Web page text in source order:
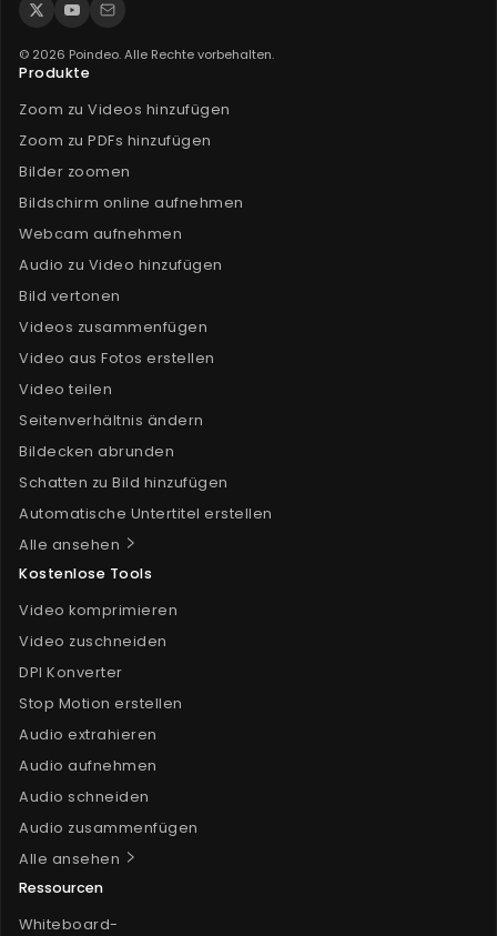
© 2026 Poindeo. Alle Rechte vorbehalten.
Produkte
Zoom zu Videos hinzufügen
Zoom zu PDFs hinzufügen
Bilder zoomen
Bildschirm online aufnehmen
Webcam aufnehmen
Audio zu Video hinzufügen
Bild vertonen
Videos zusammenfügen
Video aus Fotos erstellen
Video teilen
Seitenverhältnis ändern
Bildecken abrunden
Schatten zu Bild hinzufügen
Automatische Untertitel erstellen
Alle ansehen
Kostenlose Tools
Video komprimieren
Video zuschneiden
DPI Konverter
Stop Motion erstellen
Audio extrahieren
Audio aufnehmen
Audio schneiden
Audio zusammenfügen
Alle ansehen
Ressourcen
Whiteboard-